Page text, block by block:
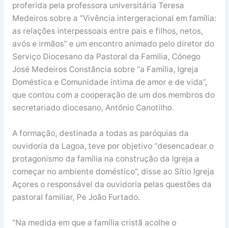
proferida pela professora universitária Teresa
Medeiros sobre a “Vivência intergeracional em família:
as relações interpessoais entre pais e filhos, netos,
avós e irmãos” e um encontro animado pelo diretor do
Serviço Diocesano da Pastoral da Familia, Cónego
José Medeiros Constãncia sobre “a Família, Igreja
Doméstica e Comunidade íntima de amor e de vida”,
que contou com a cooperação de um dos membros do
secretariado diocesano, António Canotilho.
A formação, destinada a todas as paróquias da
ouvidoria da Lagoa, teve por objetivo “desencadear o
protagonismo da família na construção da Igreja a
começar no ambiente doméstico”, disse ao Sítio Igreja
Açores o responsável da ouvidoria pelas questões da
pastoral familiar, Pe João Furtado.
“Na medida em que a família cristã acolhe o